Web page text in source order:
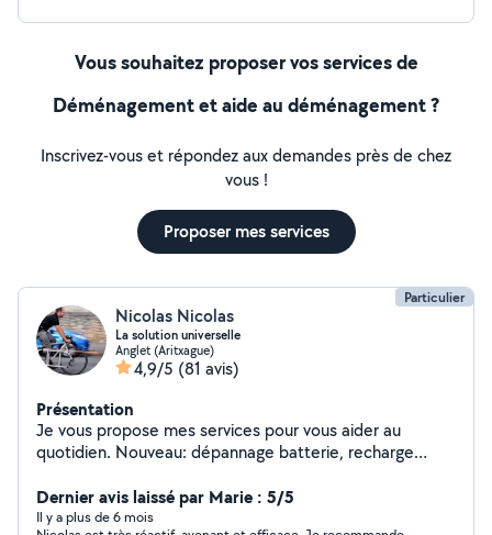
Vous souhaitez proposer vos services de
Déménagement et aide au déménagement ?
Inscrivez-vous et répondez aux demandes près de chez
vous !
Proposer mes services
Particulier
Nicolas Nicolas
La solution universelle
Anglet (Aritxague)
4,9/5 (81 avis)
Présentation
Je vous propose mes services pour vous aider au
quotidien. Nouveau: dépannage batterie, recharge
Dernier avis laissé par Marie : 5/5
Il y a plus de 6 mois